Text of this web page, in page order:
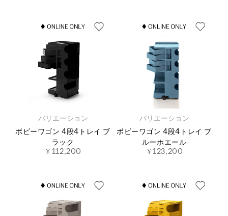
バリエーション
ボビーワゴン 4段4トレイ ブ
ラック
￥112,200
バリエーション
ボビーワゴン 4段4トレイ ブ
ルーホエール
￥123,200